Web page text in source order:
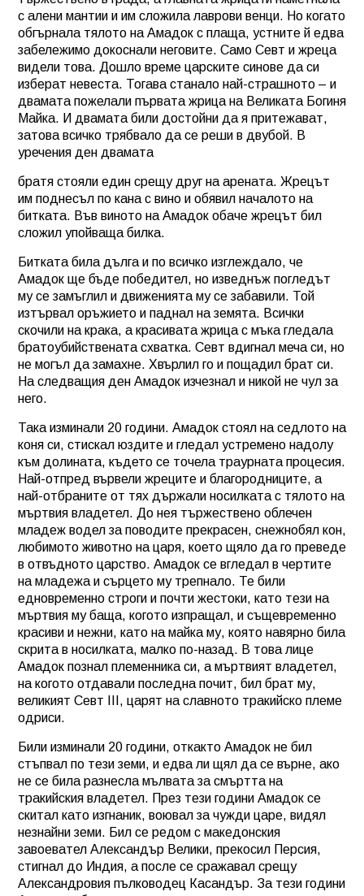
с алени мантии и им сложила лаврови венци. Но когато
обгърнала тялото на Амадок с плаща, устните й едва
забележимо докоснали неговите. Само Севт и жреца
видели това. Дошло време царските синове да си
изберат невеста. Тогава станало най-страшното – и
двамата пожелали първата жрица на Великата Богиня
Майка. И двамата били достойни да я притежават,
затова всичко трябвало да се реши в двубой. В
уречения ден двамата
братя стояли един срещу друг на арената. Жрецът
им поднесъл по кана с вино и обявил началото на
битката. Във виното на Амадок обаче жрецът бил
сложил упойваща билка.
Битката била дълга и по всичко изглеждало, че
Амадок ще бъде победител, но изведнъж погледът
му се замъглил и движенията му се забавили. Той
изтървал оръжието и паднал на земята. Всички
скочили на крака, а красивата жрица с мъка гледала
братоубийствената схватка. Севт вдигнал меча си, но
не могъл да замахне. Хвърлил го и пощадил брат си.
На следващия ден Амадок изчезнал и никой не чул за
него.
Така изминали 20 години. Амадок стоял на седлото на
коня си, стискал юздите и гледал устремено надолу
към долината, където се точела траурната процесия.
Най-отпред вървели жреците и благородниците, а
най-отбраните от тях държали носилката с тялото на
мъртвия владетел. До нея тържествено облечен
младеж водел за поводите прекрасен, снежнобял кон,
любимото животно на царя, което щяло да го преведе
в отвъдното царство. Амадок се вгледал в чертите
на младежа и сърцето му трепнало. Те били
едновременно строги и почти жестоки, като тези на
мъртвия му баща, когото изпращал, и същевременно
красиви и нежни, като на майка му, която навярно била
скрита в носилката, малко по-назад. В това лице
Амадок познал племенника си, а мъртвият владетел,
на когото отдавали последна почит, бил брат му,
великият Севт III, царят на славното тракийско племе
одриси.
Били изминали 20 години, откакто Амадок не бил
стъпвал по тези земи, и едва ли щял да се върне, ако
не се била разнесла мълвата за смъртта на
тракийския владетел. През тези години Амадок се
скитал като изгнаник, воювал за чужди царе, видял
незнайни земи. Бил се редом с македонския
завоевател Александър Велики, прекосил Персия,
стигнал до Индия, а после се сражавал срещу
Александровия пълководец Касандър. За тези години